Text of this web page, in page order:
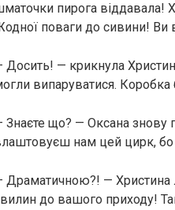
пирога віддавала!
поваги до сивини! Ви
Досить! — крикнула
випаруватися. Коробка
Знаєте що? — Оксана знову
нам цей цирк, бо
Драматичною?! — Христина
до вашого приходу!